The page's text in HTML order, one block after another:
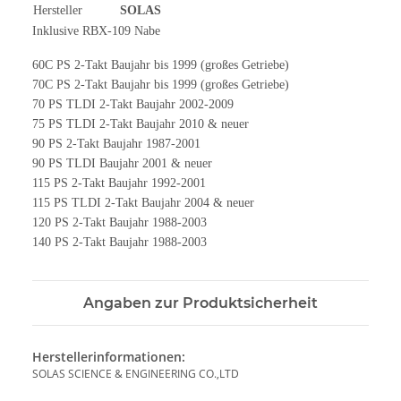
Hersteller
SOLAS
Inklusive RBX-109 Nabe
60C PS 2-Takt Baujahr bis 1999 (großes Getriebe)
70C PS 2-Takt Baujahr bis 1999 (großes Getriebe)
70 PS TLDI 2-Takt Baujahr 2002-2009
75 PS TLDI 2-Takt Baujahr 2010 & neuer
90 PS 2-Takt Baujahr 1987-2001
90 PS TLDI Baujahr 2001 & neuer
115 PS 2-Takt Baujahr 1992-2001
115 PS TLDI 2-Takt Baujahr 2004 & neuer
120 PS 2-Takt Baujahr 1988-2003
140 PS 2-Takt Baujahr 1988-2003
Angaben zur Produktsicherheit
Herstellerinformationen:
SOLAS SCIENCE & ENGINEERING CO.,LTD